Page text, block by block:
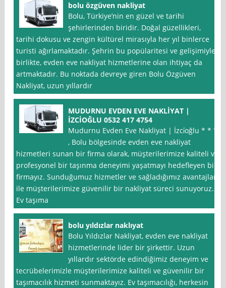
bolu özgüven nakliyat
Bolu, Türkiye’nin en güzel ve tarihi
şehirlerinden biridir. Doğal güzellikleri,
tarihi dokusu ve zengin kültürel mirasıyla her yıl binlerce
turisti ağırlamaktadır. Şehrin bu popülaritesi ve gelişimiyle
birlikte, evden eve nakliyat hizmetlerine olan ihtiyaç da
artmaktadır. Bu noktada devreye giren Bolu Özgüven
Nakliyat, uzun yıllardır
MUDURNU EVDEN EVE NAKLİYAT |
İZCİOĞLU 0532 417 4754
Mudurnu Evden Eve Nakliyat | İzci̇oğlu * * *
, Bolu bölgesinde evden eve nakliyat
hizmetleri sunan bir firma olarak, müşterilerimize kaliteli ve
profesyonel bir taşınma deneyimi yaşatmayı hedefleyen bir
firmayız. Sunduğumuz hizmetler ve sağladığımız avantajlar
ile müşterilerimize güvenilir bir nakliyat süreci sunuyoruz.
Ev taşıma
bolu yıldızlar naklıyat
Bolu Yıldızlar Nakliyat, evden eve nakliyat
hizmetlerinde lider bir şirkettir. Uzun
yıllardır sektörde edindiğimiz deneyim ve
tecrübelerimizle müşterilerimize kaliteli ve güvenilir bir
taşımacılık hizmeti sunmaktayız. Ev taşımacılığı, herkesin